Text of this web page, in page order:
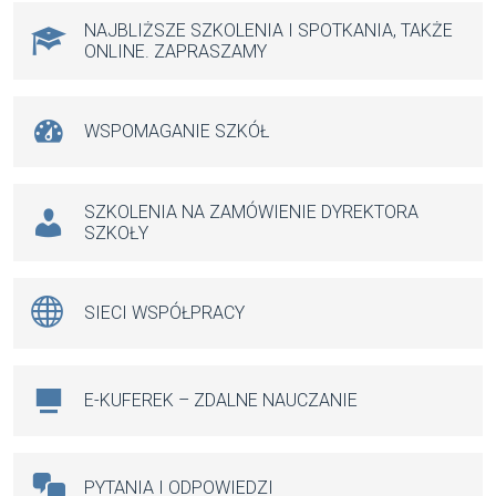
k
p
NAJBLIŻSZE SZKOLENIA I SPOTKANIA, TAKŻE
ONLINE. ZAPRASZAMY
WSPOMAGANIE SZKÓŁ
SZKOLENIA NA ZAMÓWIENIE DYREKTORA
SZKOŁY
SIECI WSPÓŁPRACY
E-KUFEREK – ZDALNE NAUCZANIE
PYTANIA I ODPOWIEDZI